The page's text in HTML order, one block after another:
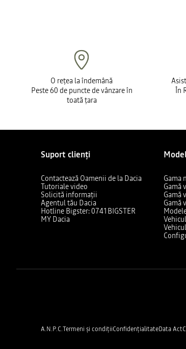
O rețea la îndemână
Peste 60 de puncte de vânzare în
toată țara
În
Suport clienți
Contactează Oamenii de la Dacia
Tutoriale video
Solicită informații
Agentul tău Dacia
Hotline Bigster: 0741BIGSTER
MY Dacia
Gama
Gamă
Gamă
Gamă
A.N.P.C.Termeni și condițiiConfidențialitateData Act